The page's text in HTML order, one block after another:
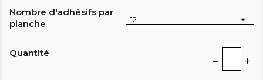
Nombre d'adhésifs par
planche
Quantité